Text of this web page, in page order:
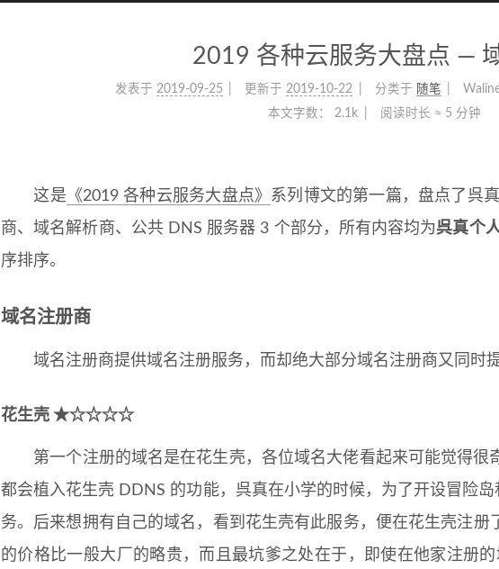
2019 各种云服务大盘点 —
发表于 2019-09-25 更新于 2019-10-22 分类于 随笔 Waline
本文字数：
2.1k 阅读时长 ≈ 5 分钟
这是 《2019 各种云服务大盘点》 系列博文的第一篇，盘点了呉
商、域名解析商、公共 DNS 服务器 3 个部分，所有内容均为呉真个
序排序。
域名注册商
域名注册商提供域名注册服务，而却绝大部分域名注册商又同时提
花生壳 ★☆☆☆☆
第一个注册的域名是在花生壳，各位域名大佬看起来可能觉得很
都会植入花生壳 DDNS 的功能，呉真在小学的时候，为了开设冒险
务。后来想拥有自己的域名，看到花生壳有此服务，便在花生壳注册
的价格比一般大厂的略贵，而且最坑爹之处在于，即使在他家注册